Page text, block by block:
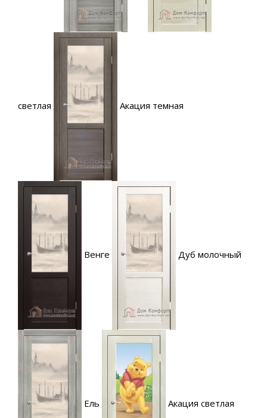
светлая Акация темная
Венге Дуб молочный
Ель Акация светлая